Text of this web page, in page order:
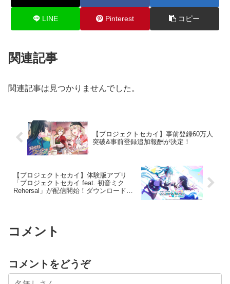
LINE Pinterest コピー
関連記事
関連記事は見つかりませんでした。
【プロジェクトセカイ】事前登録60万人
突破&事前登録追加報酬が決定！
【プロジェクトセカイ】体験版アプリ
「プロジェクトセカイ feat. 初音ミク
Rehersal」が配信開始！ダウンロードは
コメント
コメントをどうぞ